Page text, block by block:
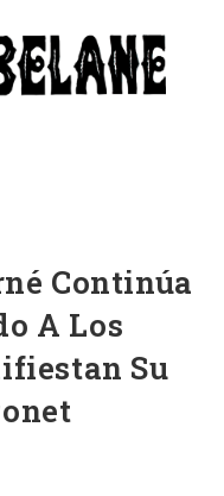
Continúa
A Los
Su